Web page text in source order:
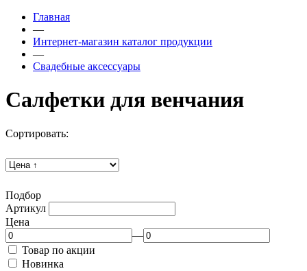
Главная
—
Интернет-магазин каталог продукции
—
Свадебные аксессуары
Салфетки для венчания
Сортировать:
Подбор
Артикул
Цена
—
Товар по акции
Новинка